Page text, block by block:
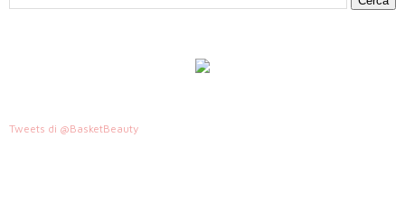
Tweets di @BasketBeauty